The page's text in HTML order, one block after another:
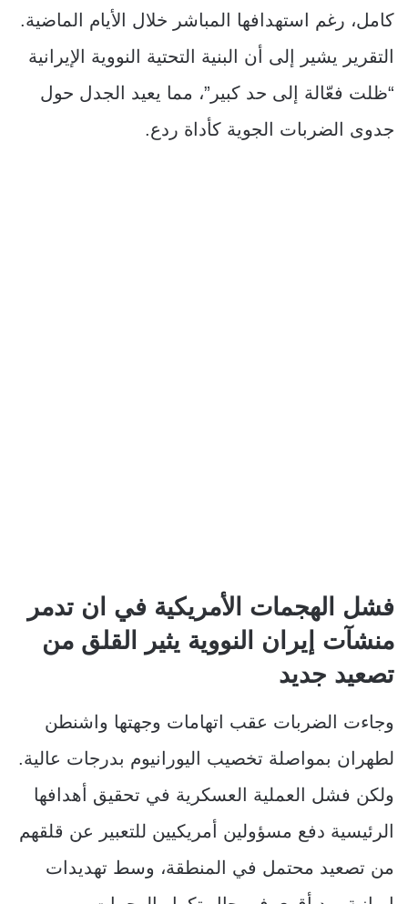
كامل، رغم استهدافها المباشر خلال الأيام الماضية.
التقرير يشير إلى أن البنية التحتية النووية الإيرانية
“ظلت فعّالة إلى حد كبير”، مما يعيد الجدل حول
جدوى الضربات الجوية كأداة ردع.
فشل الهجمات الأمريكية في ان تدمر
منشآت إيران النووية يثير القلق من
تصعيد جديد
وجاءت الضربات عقب اتهامات وجهتها واشنطن
لطهران بمواصلة تخصيب اليورانيوم بدرجات عالية.
ولكن فشل العملية العسكرية في تحقيق أهدافها
الرئيسية دفع مسؤولين أمريكيين للتعبير عن قلقهم
من تصعيد محتمل في المنطقة، وسط تهديدات